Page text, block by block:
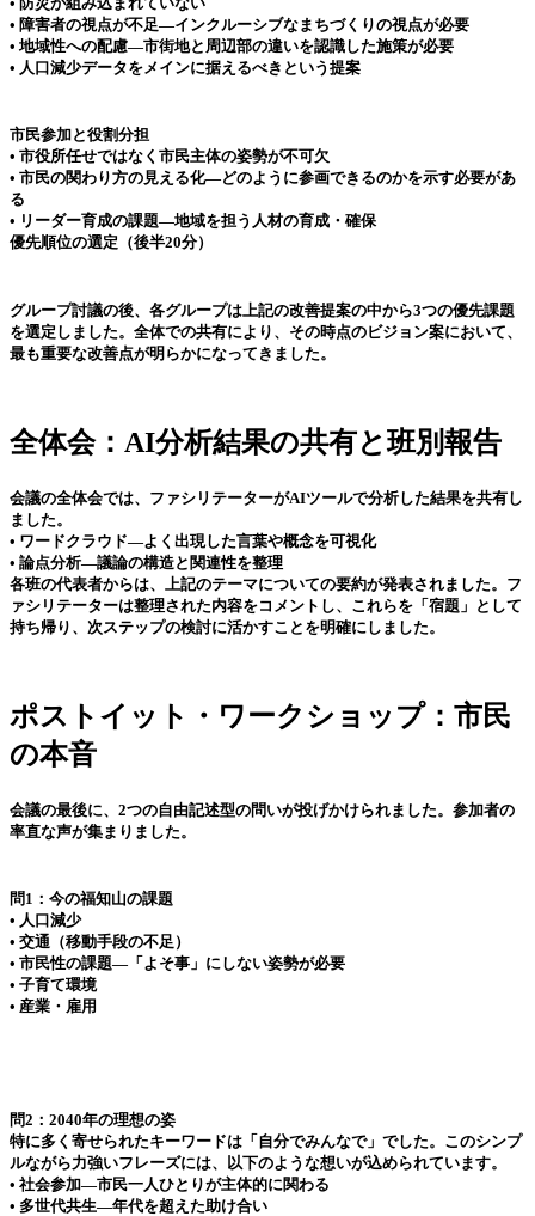
• 障害者の視点が不足—インクルーシブなまちづくりの視点が必要
• 地域性への配慮—市街地と周辺部の違いを認識した施策が必要
• 人口減少データをメインに据えるべきという提案
市民参加と役割分担
• 市役所任せではなく市民主体の姿勢が不可欠
• 市民の関わり方の見える化—どのように参画できるのかを示す必要があ
る
• リーダー育成の課題—地域を担う人材の育成・確保
優先順位の選定（後半20分）
グループ討議の後、各グループは上記の改善提案の中から3つの優先課題
を選定しました。全体での共有により、その時点のビジョン案において、
最も重要な改善点が明らかになってきました。
全体会：AI分析結果の共有と班別報告
会議の全体会では、ファシリテーターがAIツールで分析した結果を共有し
ました。
• ワードクラウド—よく出現した言葉や概念を可視化
• 論点分析—議論の構造と関連性を整理
各班の代表者からは、上記のテーマについての要約が発表されました。フ
ァシリテーターは整理された内容をコメントし、これらを「宿題」として
持ち帰り、次ステップの検討に活かすことを明確にしました。
ポストイット・ワークショップ：市民
の本音
会議の最後に、2つの自由記述型の問いが投げかけられました。参加者の
率直な声が集まりました。
問1：今の福知山の課題
• 人口減少
• 交通（移動手段の不足）
• 市民性の課題—「よそ事」にしない姿勢が必要
• 子育て環境
• 産業・雇用
問2：2040年の理想の姿
特に多く寄せられたキーワードは「自分でみんなで」でした。このシンプ
ルながら力強いフレーズには、以下のような想いが込められています。
• 社会参加—市民一人ひとりが主体的に関わる
• 多世代共生—年代を超えた助け合い